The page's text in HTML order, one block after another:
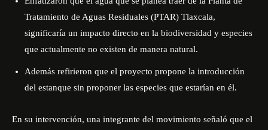
Tratamiento de Aguas Residuales (PTAR) Tlaxcala,
significaría un impacto directo en la biodiversidad y especies
que actualmente no existen de manera natural.
Además refirieron que el proyecto propone la introducción
del estanque sin proponer las especies que estarían en él.
En su intervención, una integrante del movimiento señaló que el